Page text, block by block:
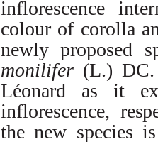
inflorescence
colour of corolla
newly proposed
monilifer (L.) DC.
Léonard
as it
inflorescence,
the new species is